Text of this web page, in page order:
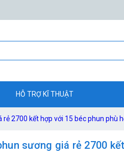
HỖ TRỢ KĨ THUẬT
rẻ 2700 kết hợp với 15 béc phun phù
sương giá rẻ 2700